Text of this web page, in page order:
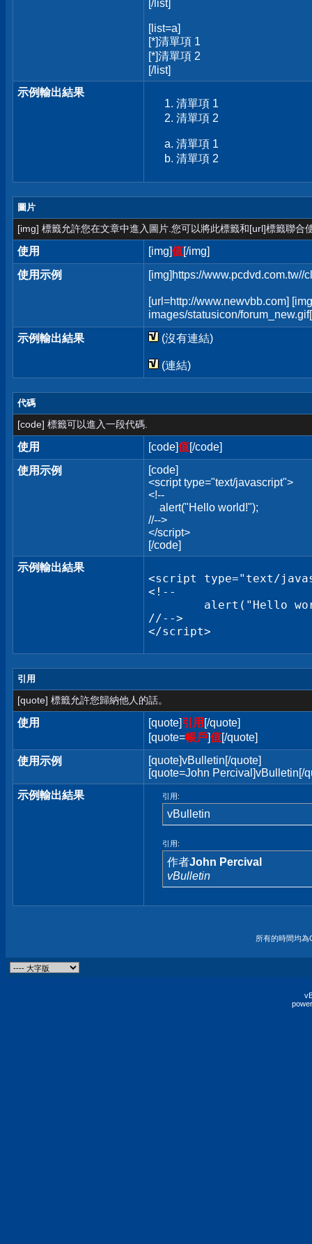
[/list]
[list=a]
[*]清單項 1
[*]清單項 2
[/list]
示例輸出結果
清單項 1
清單項 2
清單項 1
清單項 2
圖片
[img] 標籤允許您在文章中進入圖片.您可以將此標籤和[url]標籤聯合
使用 [img]值[/img]
使用示例
[img]https://www.pcdvd.com.tw//
[url=http://www.newvbb.com]
images/statusicon/
示例輸出結果
(沒有連結)
(連結)
代碼
[code] 標籤可以進入一段代碼.
使用 [code]值[/code]
使用示例
[code]
<script type="text/javascript">
<!--
alert("Hello world!");
//-->
</script>
[/code]
示例輸出結果
<script type="text/
<!--
//-->
</script>
引用
[quote] 標籤允許您歸納他人的話。
使用 [quote]引用 [/quote]
[quote=帳戶]值[/quote]
使用示例
[quote]vBulletin[/quote]
[quote=John Percival]vBulletin[/
示例輸出結果
引用:
vBulletin
引用:
作者John Percival
vBulletin
所有的時間均為